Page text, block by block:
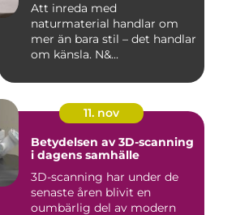
Att inreda med
naturmaterial handlar om
mer än bara stil – det handlar
om känsla. N&...
11. nov
Betydelsen av 3D-scanning
i dagens samhälle
3D-scanning har under de
senaste åren blivit en
oumbärlig del av modern